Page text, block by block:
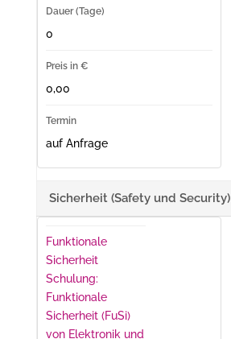
0
0,00
auf Anfrage
Sicherheit (Safety und Security)
Funktionale
Sicherheit
Schulung:
Funktionale
Sicherheit (FuSi)
von Elektronik und